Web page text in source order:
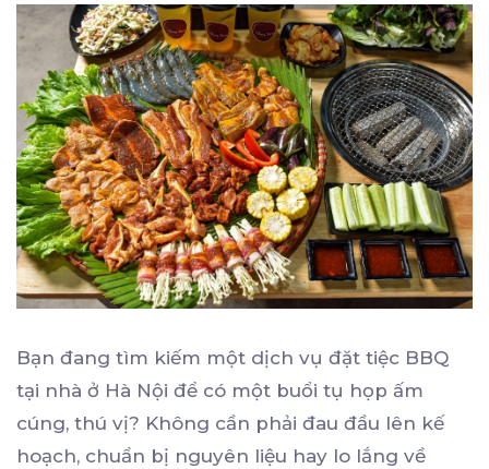
Bạn đang tìm kiếm một dịch vụ đặt tiệc BBQ
tại nhà ở Hà Nội để có một buổi tụ họp ấm
cúng, thú vị? Không cần phải đau đầu lên kế
hoạch, chuẩn bị nguyên liệu hay lo lắng về